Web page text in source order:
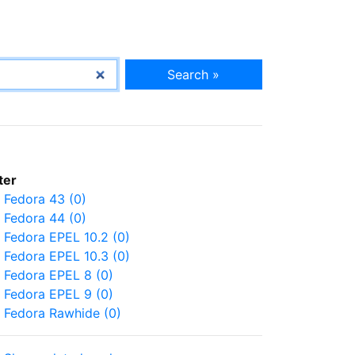
Search »
Fedora 43 (0)
Fedora 44 (0)
Fedora EPEL 10.2 (0)
Fedora EPEL 10.3 (0)
Fedora EPEL 8 (0)
Fedora EPEL 9 (0)
Fedora Rawhide (0)